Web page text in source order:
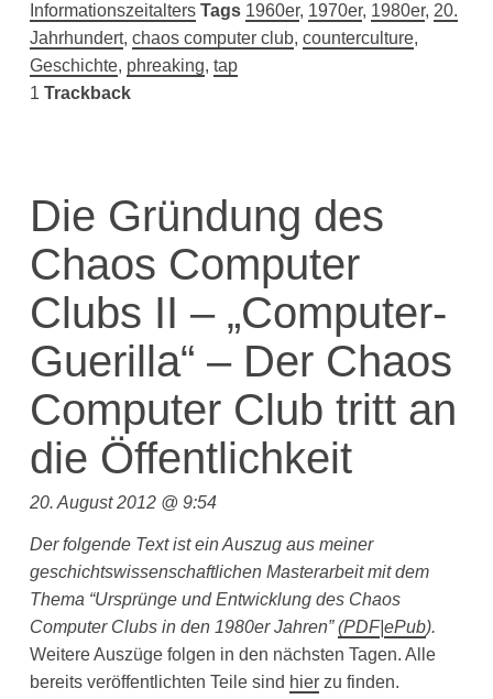
Informationszeitalters Tags 1960er, 1970er, 1980er, 20.
Jahrhundert, chaos computer club, counterculture,
Geschichte, phreaking, tap
1 Trackback
Die Gründung des
Chaos Computer
Clubs II – „Computer-
Guerilla“ – Der Chaos
Computer Club tritt an
die Öffentlichkeit
20. August 2012 @ 9:54
Der folgende Text ist ein Auszug aus meiner
geschichtswissenschaftlichen Masterarbeit mit dem
Thema “Ursprünge und Entwicklung des Chaos
Computer Clubs in den 1980er Jahren”(PDF|ePub).
Weitere Auszüge folgen in den nächsten Tagen. Alle
bereits veröffentlichten Teile sind hierzu finden.